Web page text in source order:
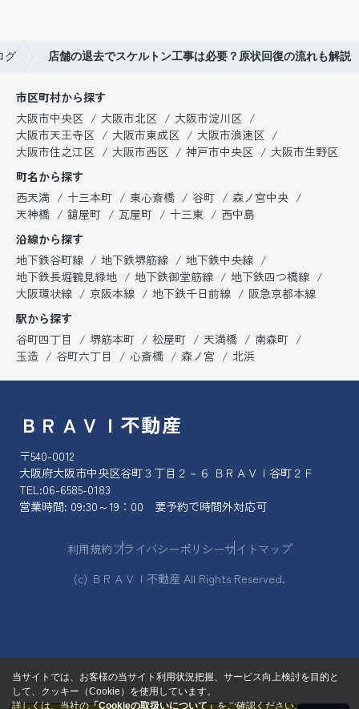
グ 店舗の退去でスケルトン工事は必要？原状回復の流れも解説
市区町村から探す
大阪市中央区
大阪市北区
大阪市淀川区
大阪市天王寺区
大阪市東成区
大阪市浪速区
大阪市住之江区
大阪市西区 神戸市中央区
大阪市生野区
町名から探す
西天満
十三本町 東心斎橋 谷町
森ノ宮中央
天神橋
鎗屋町 瓦屋町 十三東
西中島
沿線から探す
地下鉄谷町線
地下鉄堺筋線
地下鉄中央線
地下鉄長堀鶴見緑地
地下鉄御堂筋線
地下鉄四つ橋線
大阪環状線
京阪本線 地下鉄千日前線
阪急京都本線
駅から探す
谷町四丁目
堺筋本町 松屋町 天満橋
南森町
玉造
谷町六丁目 心斎橋 森ノ宮 北浜
ＢＲＡＶＩ不動産
〒540-0012
大阪府大阪市中央区谷町３丁目２－６ ＢＲＡＶＩ谷町２Ｆ
TEL:06-6585-0183
営業時間: 09:30～19：00 要予約で時間外対応可
利用規約プライバシーポリシーサイトマップ
(c) ＢＲＡＶＩ不動産 All Rights Reserved.
当サイトでは、お客様の当サイト利用状況把握、サービス向上検討を目的と
して、クッキー（Cookie）を使用しています。
詳しくは、当社の「Cookieの取扱いについて」をご確認ください。